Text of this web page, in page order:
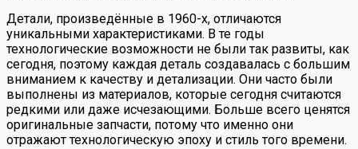
Детали, произведённые в 1960-х, отличаются
уникальными характеристиками. В те годы
технологические возможности не были так развиты, как
сегодня, поэтому каждая деталь создавалась с большим
вниманием к качеству и детализации. Они часто были
выполнены из материалов, которые сегодня считаются
редкими или даже исчезающими. Больше всего ценятся
оригинальные запчасти, потому что именно они
отражают технологическую эпоху и стиль того времени.